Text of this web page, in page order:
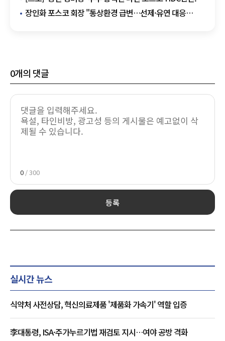
홍보관 직접 가보니
장인화 포스코 회장 "통상환경 급변…선제·유연 대응
0개의 댓글
0 / 300
등록
실시간 뉴스
식약처 사전상담, 혁신의료제품 '제품화 가속기' 역할 입증
李대통령, ISA·주가누르기법 재검토 지시…여야 공방 격화